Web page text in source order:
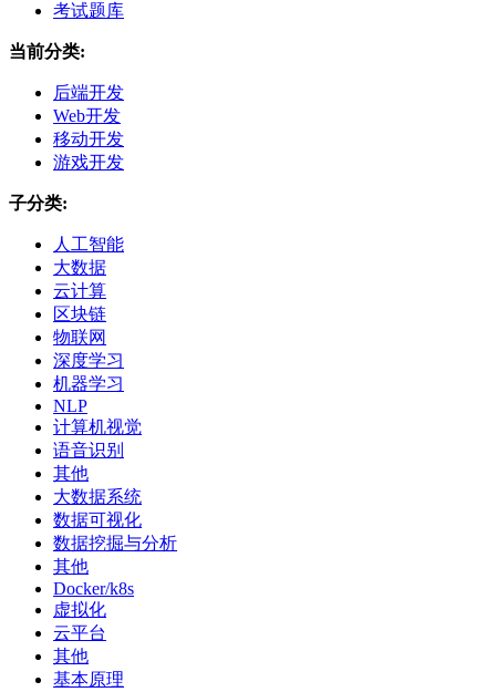
考试题库
当前分类:
后端开发
Web开发
移动开发
游戏开发
子分类:
人工智能
大数据
云计算
区块链
物联网
深度学习
机器学习
NLP
计算机视觉
语音识别
其他
大数据系统
数据可视化
数据挖掘与分析
其他
Docker/k8s
虚拟化
云平台
其他
基本原理